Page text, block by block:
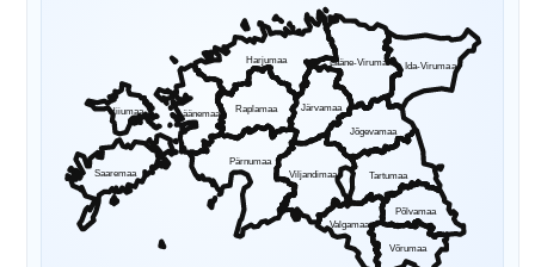
Hiiumaa
Saaremaa
Pärnumaa
Läänemaa Raplamaa
Harjumaa Lääne-Virumaa Ida-Virumaa
Järvamaa
Jõgevamaa
Viljandimaa Tartumaa
Põlvamaa
Võrumaa
Valgamaa